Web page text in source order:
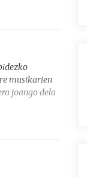
musikarien
joango dela